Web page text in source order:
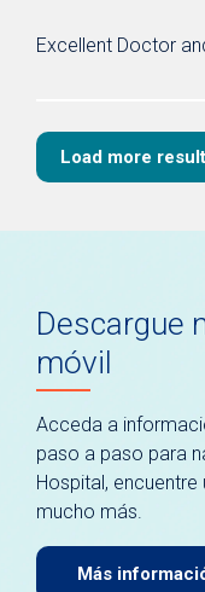
Excellent Doctor
Load more
Descargue
móvil
Acceda a
paso a paso para
Hospital,
mucho más.
Más